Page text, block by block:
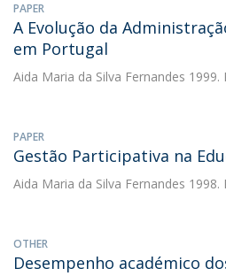
PAPER
A Evolução da
em Portugal
Aida Maria da Silva Fernandes 1999.
PAPER
Gestão Participativa na
Aida Maria da Silva Fernandes 1998.
OTHER
Desempenho académico